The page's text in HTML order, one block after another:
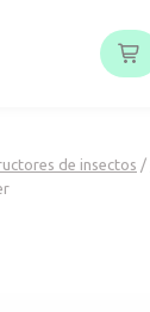
de insectos /